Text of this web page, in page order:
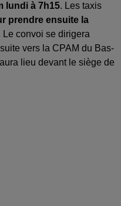
lundi à 7h15. Les taxis
prendre ensuite la
Le convoi se dirigera
vers la CPAM du Bas-
aura lieu devant le siège de